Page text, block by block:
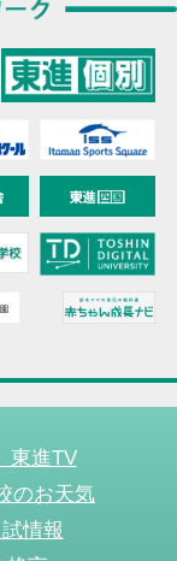
東進TV
のお天気
情報